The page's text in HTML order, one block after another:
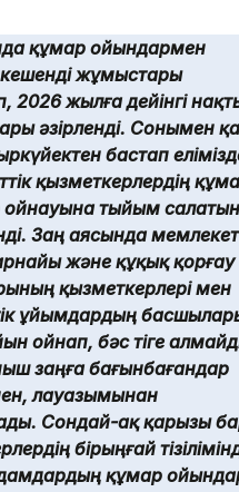
құмар ойындармен
кешенді жұмыстары
2026 жылға дейінгі
әзірленді. Сонымен
бастап
қызметкерлердің
тыйым
Заң аясында
және құқық қорғау
қызметкерлері мен
ұйымдардың
ойнап, бәс тіге
заңға бағынбағандар
лауазымынан
Сондай-ақ қарызы
бірыңғай
құмар